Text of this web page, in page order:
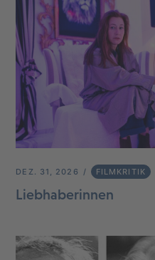
DEZ. 31, 2026 FILMKRITIK
Liebhaberinnen